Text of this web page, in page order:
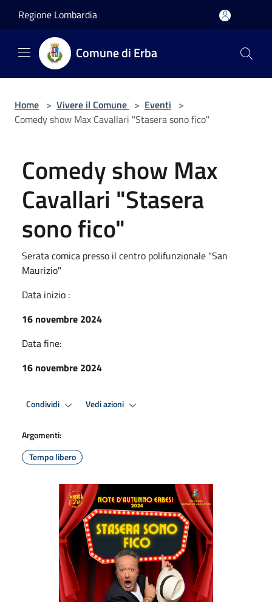
Regione Lombardia
Comune di Erba
Home > Vivere il Comune > Eventi >
Comedy show Max Cavallari "Stasera sono fico"
Comedy show Max
Cavallari "Stasera
sono fico"
Serata comica presso il centro polifunzionale "San
Maurizio"
Data inizio :
16 novembre 2024
Data fine:
16 novembre 2024
Condividi Vedi azioni
Argomenti:
Tempo libero